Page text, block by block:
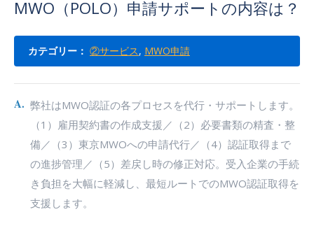
MWO（POLO）申請サポートの内容は？
カテゴリー： ②サービス, MWO申請
A. 弊社はMWO認証の各プロセスを代行・サポートします。
（1）雇用契約書の作成支援／（2）必要書類の精査・整
備／（3）東京MWOへの申請代行／（4）認証取得まで
の進捗管理／（5）差戻し時の修正対応。受入企業の手続
き負担を大幅に軽減し、最短ルートでのMWO認証取得を
支援します。